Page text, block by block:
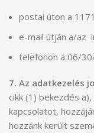
postai úton a
e-mail útján a/az
telefonon a 06/
7. Az adatkezelés
cikk (1) bekezdés
kapcsolatot,
hozzánk került